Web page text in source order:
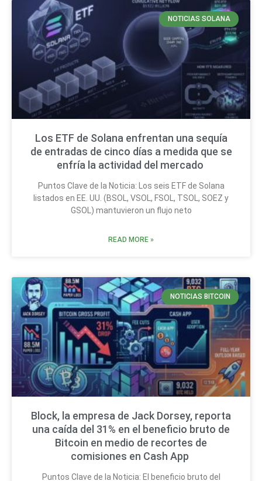
NOTICIAS SOLANA
Los ETF de Solana enfrentan una sequía
de entradas de cinco días a medida que se
enfría la actividad del mercado
Puntos Clave de la Noticia: Los seis ETF de Solana
listados en EE. UU. (BSOL, VSOL, FSOL, TSOL, SOEZ y
GSOL) mantuvieron un flujo neto
READ MORE »
NOTICIAS BITCOIN
Block, la empresa de Jack Dorsey, reporta
una caída del 31% en el beneficio bruto de
Bitcoin en medio de recortes de
comisiones en Cash App
Puntos Clave de la Noticia: El beneficio bruto del